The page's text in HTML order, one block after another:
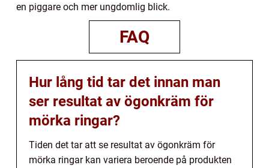
en piggare och mer ungdomlig blick.
FAQ
Hur lång tid tar det innan man
ser resultat av ögonkräm för
mörka ringar?
Tiden det tar att se resultat av ögonkräm för
mörka ringar kan variera beroende på produkten